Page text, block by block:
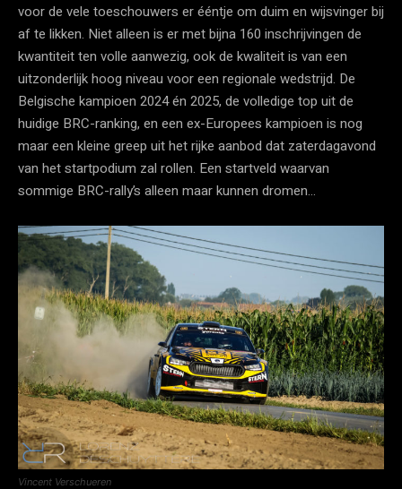
voor de vele toeschouwers er ééntje om duim en wijsvinger bij
af te likken. Niet alleen is er met bijna 160 inschrijvingen de
kwantiteit ten volle aanwezig, ook de kwaliteit is van een
uitzonderlijk hoog niveau voor een regionale wedstrijd. De
Belgische kampioen 2024 én 2025, de volledige top uit de
huidige BRC-ranking, en een ex-Europees kampioen is nog
maar een kleine greep uit het rijke aanbod dat zaterdagavond
van het startpodium zal rollen. Een startveld waarvan
sommige BRC-rally’s alleen maar kunnen dromen…
Vincent Verschueren